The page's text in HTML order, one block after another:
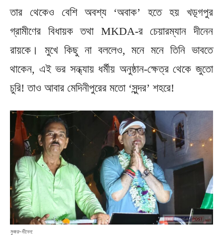
তার থেকেও বেশি অবশ্য ‘অবাক’ হতে হয় খড়্গপুর
গ্রামীণের বিধায়ক তথা MKDA-র চেয়ারম্যান দীনেন
রায়কে। মুখে কিছু না বললেও, মনে মনে তিনি ভাবতে
থাকেন, এই ভর সন্ধ্যায় ধর্মীয় অনুষ্ঠান-ক্ষেত্র থেকে জুতো
চুরি! তাও আবার মেদিনীপুরের মতো ‘সুন্দর’ শহরে!
সুজয়-দীনেন: